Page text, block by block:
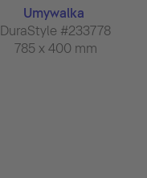
Umywalka
DuraStyle #233778
785 x 400 mm